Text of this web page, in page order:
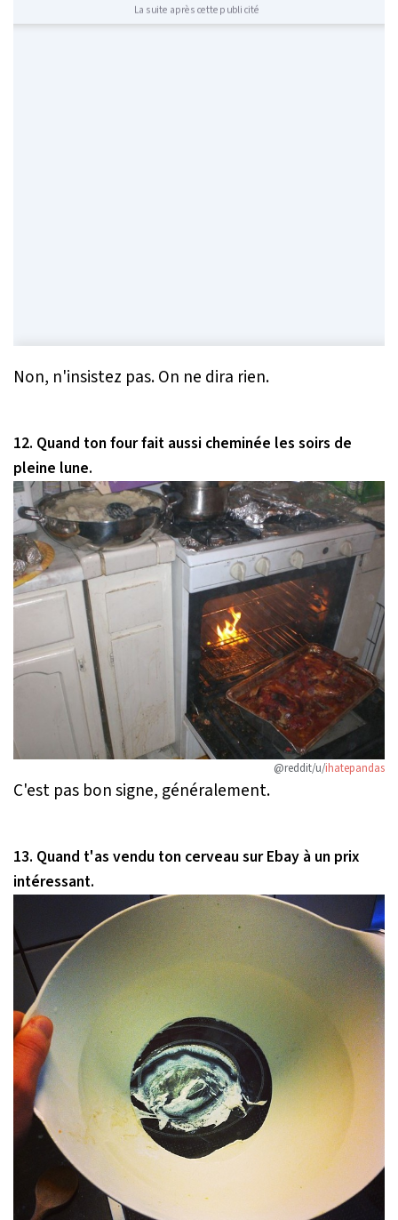
La suite après cette publicité
Non, n'insistez pas. On ne dira rien.
12. Quand ton four fait aussi cheminée les soirs de
pleine lune.
@reddit/u/ihatepandas
C'est pas bon signe, généralement.
13. Quand t'as vendu ton cerveau sur Ebay à un prix
intéressant.